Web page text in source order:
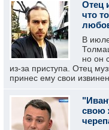
Отец
что
В
но он
из-за приступа. Отец
принес ему свои
свою